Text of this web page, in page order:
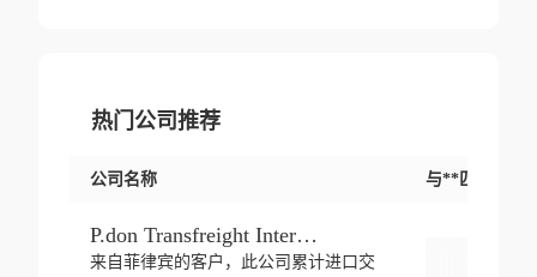
热门公司推荐
公司名称 与**匹配交易
P.don Transfreight International
来自菲律宾的客户，此公司累计进口交